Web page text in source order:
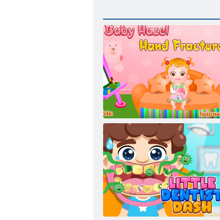
Baby Hazel Handknochenbruch